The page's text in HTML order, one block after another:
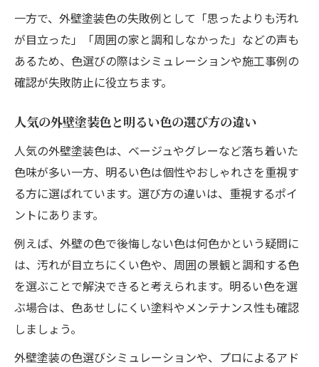
一方で、外壁塗装色の失敗例として「思ったよりも汚れ
が目立った」「周囲の家と調和しなかった」などの声も
あるため、色選びの際はシミュレーションや施工事例の
確認が失敗防止に役立ちます。
人気の外壁塗装色と明るい色の選び方の違い
人気の外壁塗装色は、ベージュやグレーなど落ち着いた
色味が多い一方、明るい色は個性やおしゃれさを重視す
る方に選ばれています。選び方の違いは、重視するポイ
ントにあります。
例えば、外壁の色で後悔しない色は何色かという疑問に
は、汚れが目立ちにくい色や、周囲の景観と調和する色
を選ぶことで解決できると考えられます。明るい色を選
ぶ場合は、色あせしにくい塗料やメンテナンス性も確認
しましょう。
外壁塗装の色選びシミュレーションや、プロによるアド